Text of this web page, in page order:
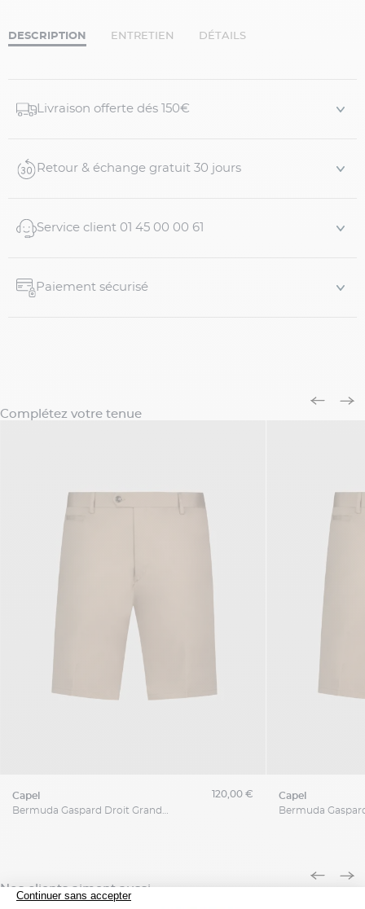
DESCRIPTION ENTRETIEN DÉTAILS
Livraison offerte dés 150€
Retour & échange gratuit 30 jours
Service client 01 45 00 00 61
Paiement sécurisé
Complétez votre tenue
capel
120,00 € capel
Nos clients aiment aussi